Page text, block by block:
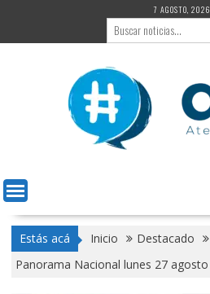
contenido
7 AGOSTO, 2026
Estás acá Inicio
Destacado
Panorama Nacional lunes 27 agosto